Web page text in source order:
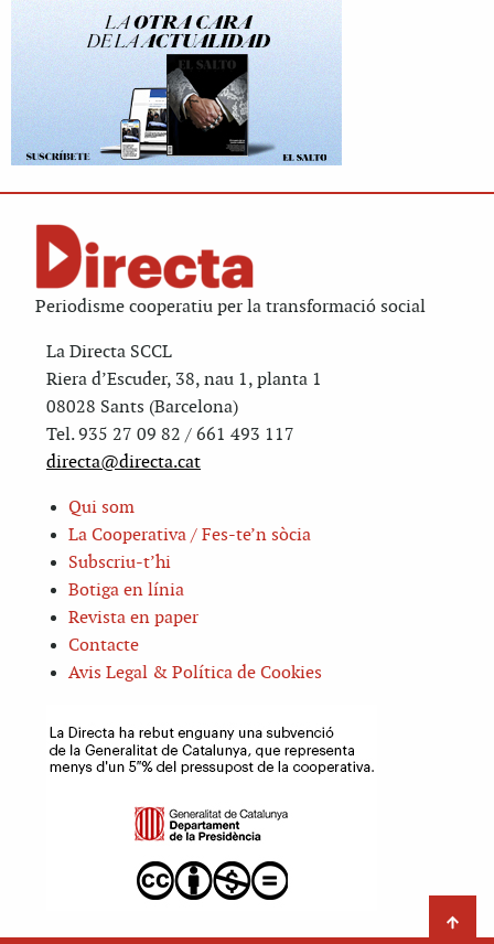
Periodisme cooperatiu per la transformació social
La Directa SCCL
Riera d’Escuder, 38, nau 1, planta 1
08028 Sants (Barcelona)
Tel. 935 27 09 82 / 661 493 117
directa@directa.cat
Qui som
La Cooperativa / Fes-te’n sòcia
Subscriu-t’hi
Botiga en línia
Revista en paper
Contacte
Avis Legal & Política de Cookies